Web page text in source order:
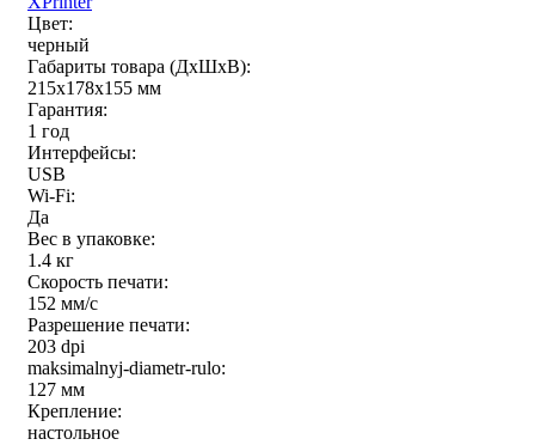
Цвет:
черный
Габариты товара (ДxШxВ):
215х178х155 мм
Гарантия:
1 год
Интерфейсы:
USB
Wi-Fi:
Да
Вес в упаковке:
1.4 кг
Скорость печати:
152 мм/с
Разрешение печати:
203 dpi
maksimalnyj-diametr-rulo:
127 мм
Крепление:
настольное